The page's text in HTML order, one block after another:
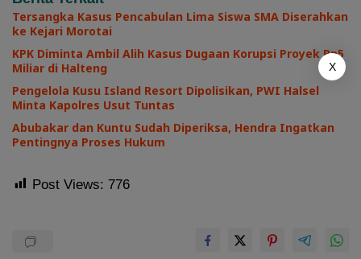
Tersangka Kasus Pencabulan Lima Siswa SMA Diserahkan
ke Kejari Morotai
KPK Diminta Ambil Alih Kasus Dugaan Korupsi Proyek Rp5
Miliar di Halteng
Pengelola Kusu Island Resort Dipolisikan, PWI Halsel
Minta Kapolres Usut Tuntas
Abubakar dan Kuntu Sudah Diperiksa, Hendra Ingatkan
Pentingnya Proses Hukum
Post Views: 776
X